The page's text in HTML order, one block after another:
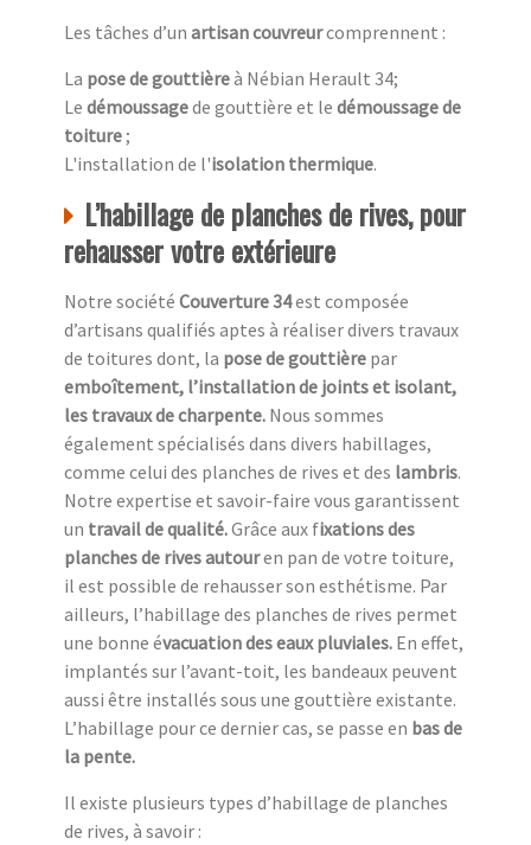
Les tâches d’un artisan couvreurcomprennent :
La pose de gouttièreà Nébian Herault 34;
Le démoussagede gouttière et le démoussage de
toiture;
L'installation de l'isolation thermique.
L’habillage de planches de rives, pour
rehausser votre extérieure
Notre société Couverture 34est composée
d’artisans qualifiés aptes à réaliser divers travaux
de toitures dont, la pose de gouttière par
emboîtement, l’installation de joints et isolant,
les travaux de charpente. Nous sommes
également spécialisés dans divers habillages,
comme celui des planches de rives et des lambris.
Notre expertise et savoir-faire vous garantissent
un travail de qualité.Grâce aux fixations des
planches de rives autouren pan de votre toiture,
il est possible de rehausser son esthétisme. Par
ailleurs, l’habillage des planches de rives permet
une bonne évacuation des eaux pluviales. En effet,
implantés sur l’avant-toit, les bandeaux peuvent
aussi être installés sous une gouttière existante.
L’habillage pour ce dernier cas, se passe en bas de
la pente.
Il existe plusieurs types d’habillage de planches
de rives, à savoir :